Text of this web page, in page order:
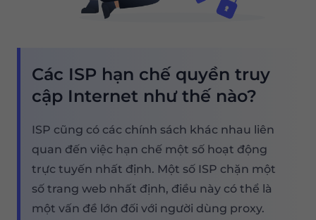
Các ISP hạn chế quyền truy
cập Internet như thế nào?
ISP cũng có các chính sách khác nhau liên
quan đến việc hạn chế một số hoạt động
trực tuyến nhất định. Một số ISP chặn một
số trang web nhất định, điều này có thể là
một vấn đề lớn đối với người dùng proxy.